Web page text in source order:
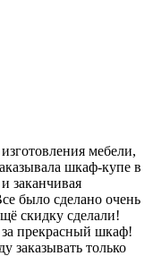
мебели,
шкаф-купе в
заканчивая
было сделано очень
скидку сделали!
за прекрасный шкаф!
заказывать только